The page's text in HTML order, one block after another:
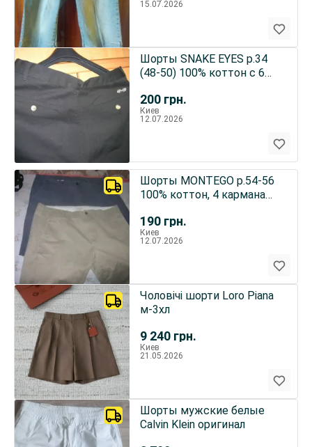
15.07.2026
200 грн.
Шорты SNAKE EYES р.34
(48-50) 100% коттон с 6
Киев
12.07.2026
190 грн.
Шорты MONTEGO р.54-56
100% коттон, 4 кармана
Киев
12.07.2026
9 240 грн.
Чоловічі шорти Loro Piana
м-3хл
Киев
21.05.2026
Шорты мужские белые
Calvin Klein оригинал